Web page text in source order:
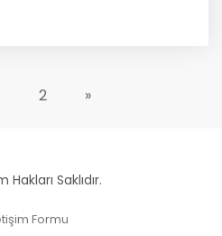
2 »
Saklıdır.
Formu